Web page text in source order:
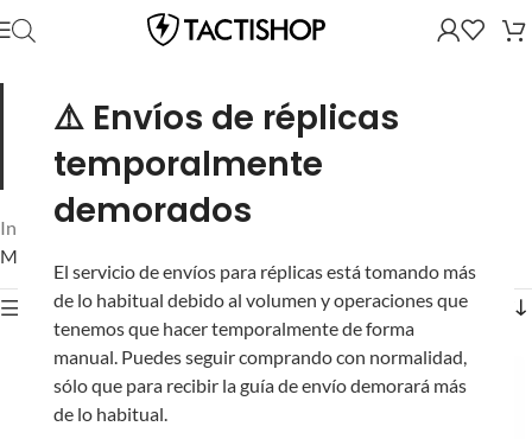
⚠️ Envíos de réplicas
temporalmente
demorados
El servicio de envíos para réplicas está tomando más
de lo habitual debido al volumen y operaciones que
tenemos que hacer temporalmente de forma
manual. Puedes seguir comprando con normalidad,
sólo que para recibir la guía de envío demorará más
de lo habitual.
Selectores internos y placas de disparo.
del sistema selector de tus réplicas AEG: placas, levas y
mecanismos. Si tu selector se siente flojo o se brinca de
modo, aquí está la pieza.
Inicio Partes y Accesorios /Partes Internas
Mostrando los 2 resultados
Mostrar filtros